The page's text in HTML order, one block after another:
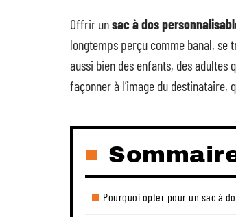
Offrir unsac à dos
longtemps perçu comme banal, se
aussi bien des enfants, des
façonner à l’image du destinataire,
Pourquoi opter pour un sac à